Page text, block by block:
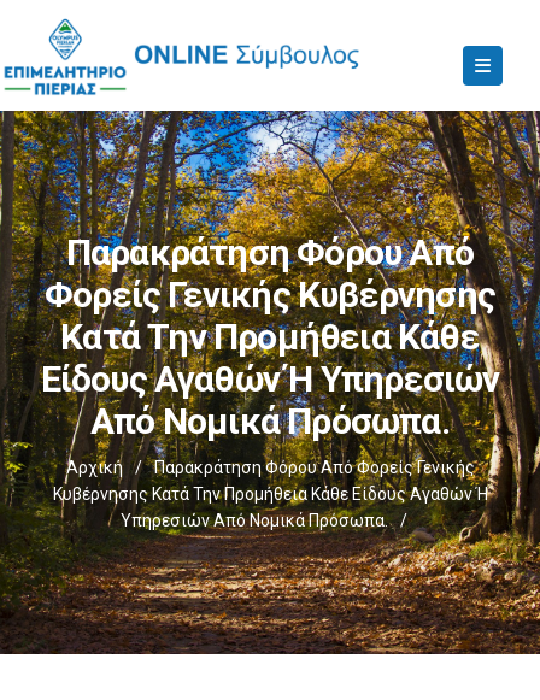
Παρακράτηση Φόρου Από
Φορείς Γενικής Κυβέρνησης
Κατά Την Προμήθεια Κάθε
Είδους Αγαθών Ή Υπηρεσιών
Από Νομικά Πρόσωπα.
Αρχική /
Παρακράτηση Φόρου Από Φορείς Γενικής
Κυβέρνησης Κατά Την Προμήθεια Κάθε Είδους Αγαθών Ή
Υπηρεσιών Από Νομικά Πρόσωπα.
/